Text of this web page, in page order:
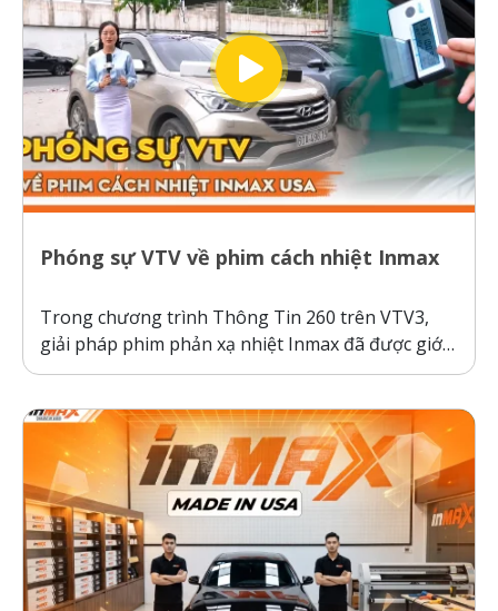
Phóng sự VTV về phim cách nhiệt Inmax
Trong chương trình Thông Tin 260 trên VTV3,
giải pháp phim phản xạ nhiệt Inmax đã được giới
thiệu như một bước tiến công nghệ giúp bảo vệ ô
nóng gay gắt. Thực tế kiểm nghiệm cho thấy, ô...